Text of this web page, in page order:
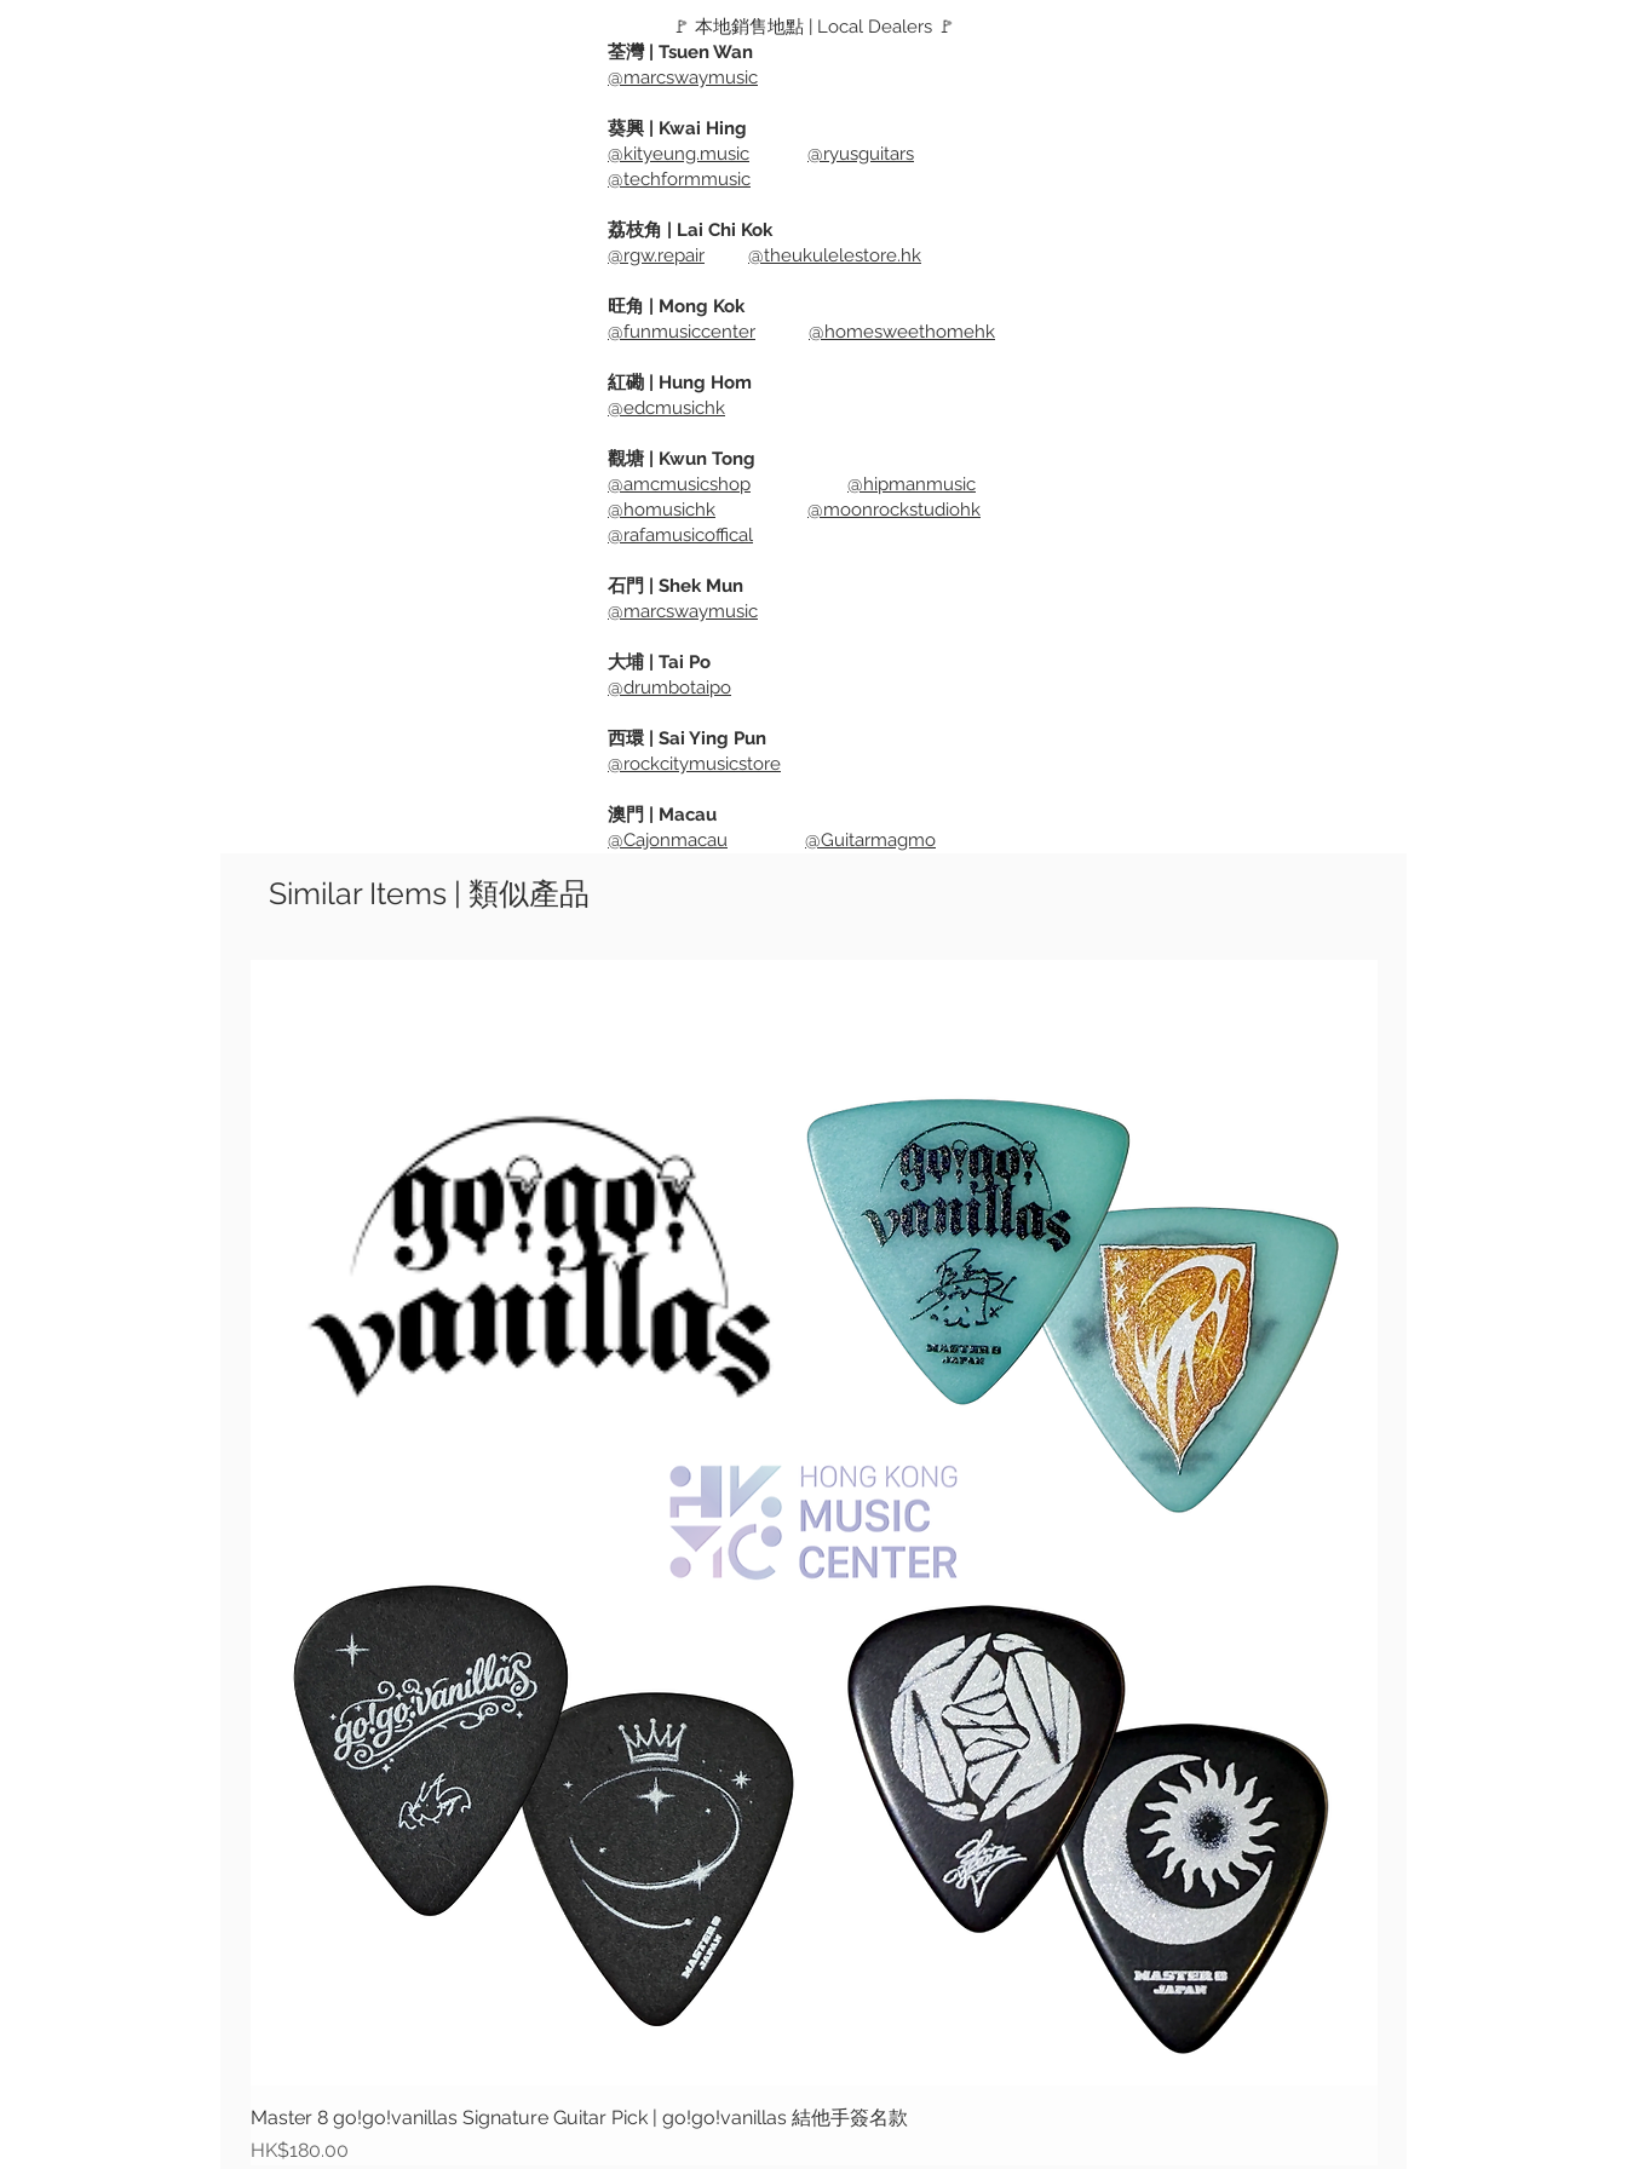
🚩 本地銷售地點 | Local Dealers 🚩
荃灣 | Tsuen Wan
@marcswaymusic
葵興 | Kwai Hing
@kityeung.music
@ryusguitars
@techformmusic
荔枝角 | Lai Chi Kok
@rgw.repair
@theukulelestore.hk
旺角 | Mong Kok
@funmusiccenter
@homesweethomehk
紅磡 | Hung Hom
@edcmusichk
觀塘 | Kwun Tong
@amcmusicshop
@hipmanmusic
@homusichk
@moonrockstudiohk
@rafamusicoffical
石門 | Shek Mun
@marcswaymusic
大埔 | Tai Po
@drumbotaipo
西環 | Sai Ying Pun
@rockcitymusicstore
澳門 | Macau
@Cajonmacau
@Guitarmagmo
Similar Items | 類似產品
快速瀏覽
Master 8 go!go!vanillas Signature Guitar Pick | go!go!vanillas 結他手簽名款
價格
HK$180.00